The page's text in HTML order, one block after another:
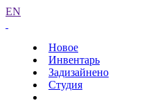
EN
Новое
Инвентарь
Задизайнено
Студия